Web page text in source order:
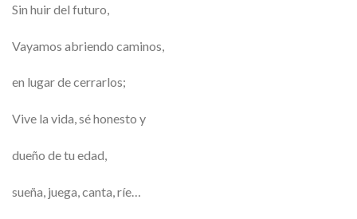
Sin huir del futuro,
Vayamos abriendo caminos,
en lugar de cerrarlos;
Vive la vida, sé honesto y
dueño de tu edad,
sueña, juega, canta, ríe…